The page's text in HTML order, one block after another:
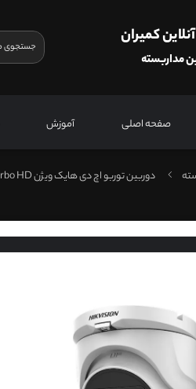
کمیران
مداربسته
صفحه اصلی آموزش
دوربین توربو اچ دی هایک ویژن Turbo HD